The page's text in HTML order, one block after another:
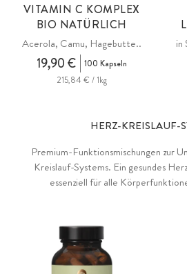
VITAMIN C KOMPLEX
BIO NATÜRLICH
Acerola, Camu, Hagebutte..
19,90 €
100 Kapseln
215,84 € / 1kg
in
HERZ-KREISLAUF-
Premium-Funktionsmischungen zur
Kreislauf-Systems. Ein gesundes
essenziell für alle
des Herzmuskels kann die
Nahrungsergänzungsmittel eine
Auch für die Gefäßgesundheit und